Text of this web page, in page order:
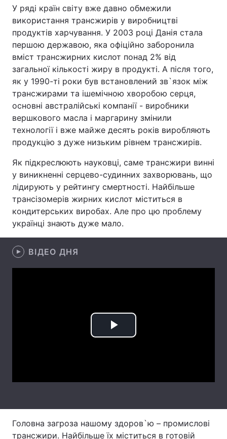
Політика
Економіка Світ
Спорт Наука
Техно і зв'язок Лайт
Зброя Інциденти
Здоров'я Туризм
Екологія Регіони
Лонгріди
Відео з Youtube Статті
Інтерв'ю
Архів Вакансії
Тема оформлення
У ряді країн світу вже давно обмежили
використання трансжирів у виробництві
продуктів харчування. У 2003 році Данія стала
першою державою, яка офіційно заборонила
вміст трансжирних кислот понад 2% від
загальної кількості жиру в продукті. А після того,
як у 1990-ті роки був встановлений зв`язок між
трансжирами та ішемічною хворобою серця,
основні австралійські компанії - виробники
вершкового масла і маргарину змінили
технології і вже майже десять років виробляють
продукцію з дуже низьким рівнем трансжирів.
Як підкреслюють науковці, саме трансжири винні
у виникненні серцево-судинних захворювань, що
лідирують у рейтингу смертності. Найбільше
трансізомерів жирних кислот міститься в
кондитерських виробах. Але про цю проблему
українці знають дуже мало.
ВІДЕО ДНЯ
Play
Головна загроза нашому здоров`ю – промислові
трансжири. Найбільше їх міститься в готовій